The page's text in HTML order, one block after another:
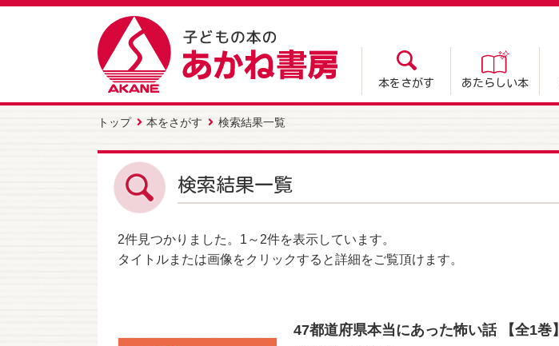
本をさがす あたらしい本
トップ 本をさがす 検索結果一覧
検索結果一覧
2件見つかりました。 1～2件を表示しています。
タイトルまたは画像をクリックすると詳細をご覧頂けます。
47都道府県本当にあった怖い話 【全1巻】